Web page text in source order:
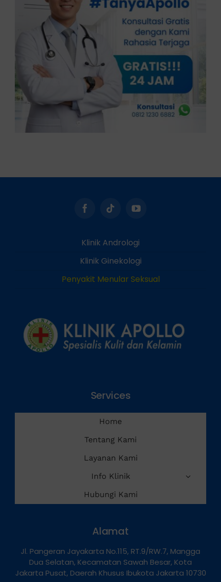
Hubungi Kami
Jl. Pangeran Jayakarta No.115, RT.9/RW.7, Mangga
Dua Selatan, Kecamatan Sawah Besar, Kota